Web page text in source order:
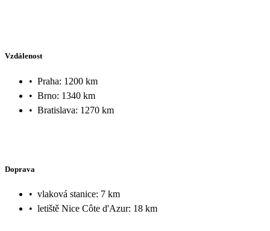
Vzdálenost
• Praha: 1200 km
• Brno: 1340 km
• Bratislava: 1270 km
Doprava
• vlaková stanice: 7 km
• letiště Nice Côte d'Azur: 18 km